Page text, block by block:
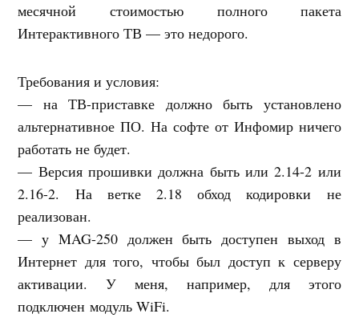
месячной стоимостью полного пакета
Интерактивного ТВ — это недорого.
Требования и условия:
— на ТВ-приставке должно быть установлено
альтернативное ПО. На софте от Инфомир ничего
работать не будет.
— Версия прошивки должна быть или 2.14-2 или
2.16-2. На ветке 2.18 обход кодировки не
реализован.
— у MAG-250 должен быть доступен выход в
Интернет для того, чтобы был доступ к серверу
активации. У меня, например, для этого
подключен модуль WiFi.